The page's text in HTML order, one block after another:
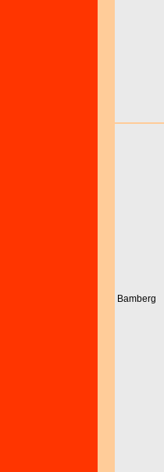
Bamberg